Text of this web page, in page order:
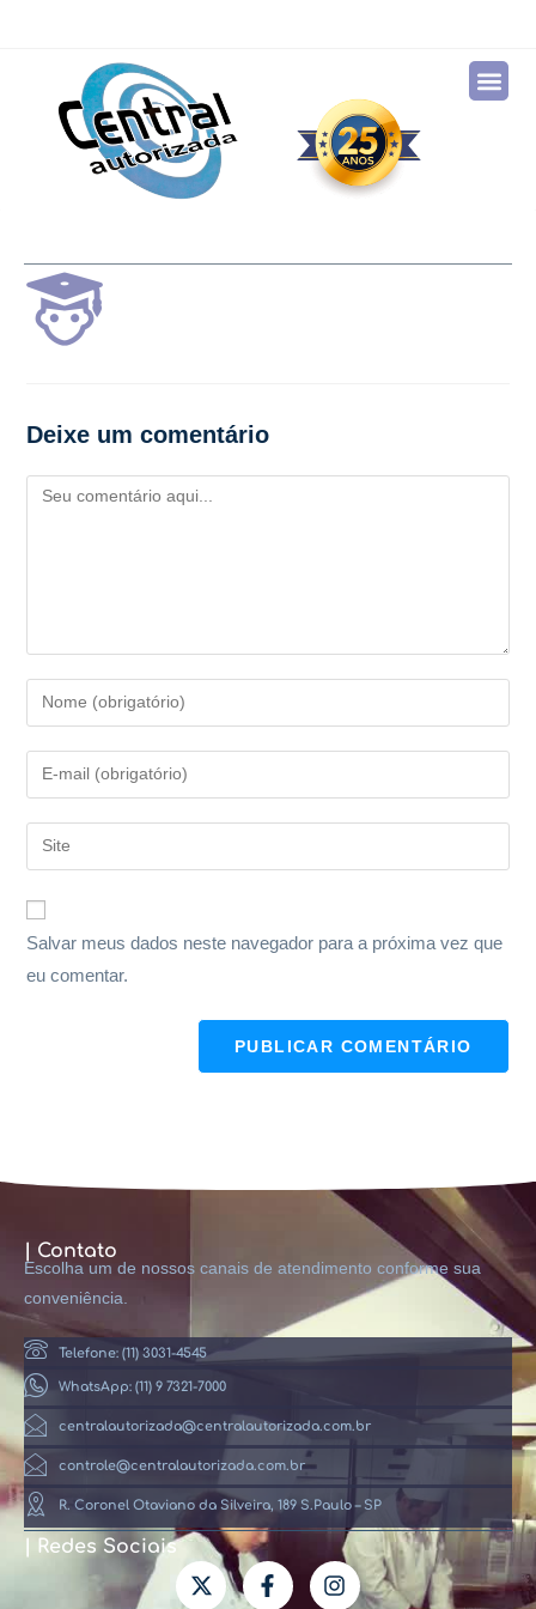
Deixe um comentário
Salvar meus dados neste navegador para a próxima vez que
eu comentar.
| Contato
Escolha um de nossos canais de atendimento conforme sua
conveniência.
Telefone: (11) 3031-4545
WhatsApp: (11) 9 7321-7000
centralautorizada@centralautorizada.com.br
controle@centralautorizada.com.br
R. Coronel Otaviano da Silveira, 189 S.Paulo – SP
| Redes Sociais